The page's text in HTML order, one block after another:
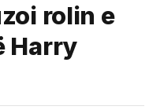
rolin e
Harry